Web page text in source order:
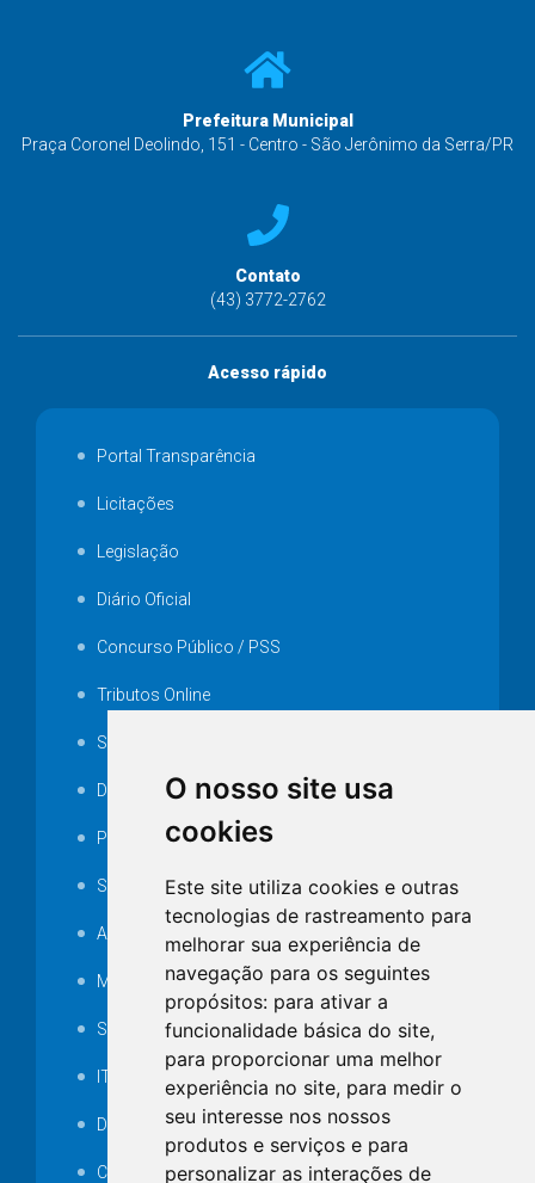
O nosso site usa
cookies
Este site utiliza cookies e outras
tecnologias de rastreamento para
melhorar sua experiência de
navegação para os seguintes
propósitos: para ativar a
funcionalidade básica do site,
para proporcionar uma melhor
experiência no site, para medir o
seu interesse nos nossos
produtos e serviços e para
personalizar as interações de
Prefeitura Municipal
Praça Coronel Deolindo, 151 - Centro - São Jerônimo da Serra/PR
Contato
(43) 3772-2762
Acesso rápido
Portal Transparência
Licitações
Legislação
Diário Oficial
Concurso Público / PSS
Tributos Online
Serviços ISS-E
Decretos
Portarias
SAMAE
Audiência pública
MANUTENÇÃO DE ILUMINAÇÃO PÚBLICA
Serviços Técnicos TI
ITR
Desapropriações
Catalogo Eletrônico de Padronização